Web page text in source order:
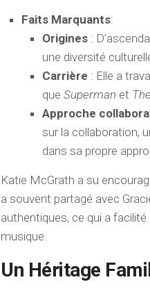
Faits Marquants:
Origines :
une diversité
Carrière : Elle a
queSuperman et
Approche
sur la collaboration,
dans sa propre
Katie McGrath a su
a souvent partagé avec
authentiques, ce qui a
musique.
Un Héritage